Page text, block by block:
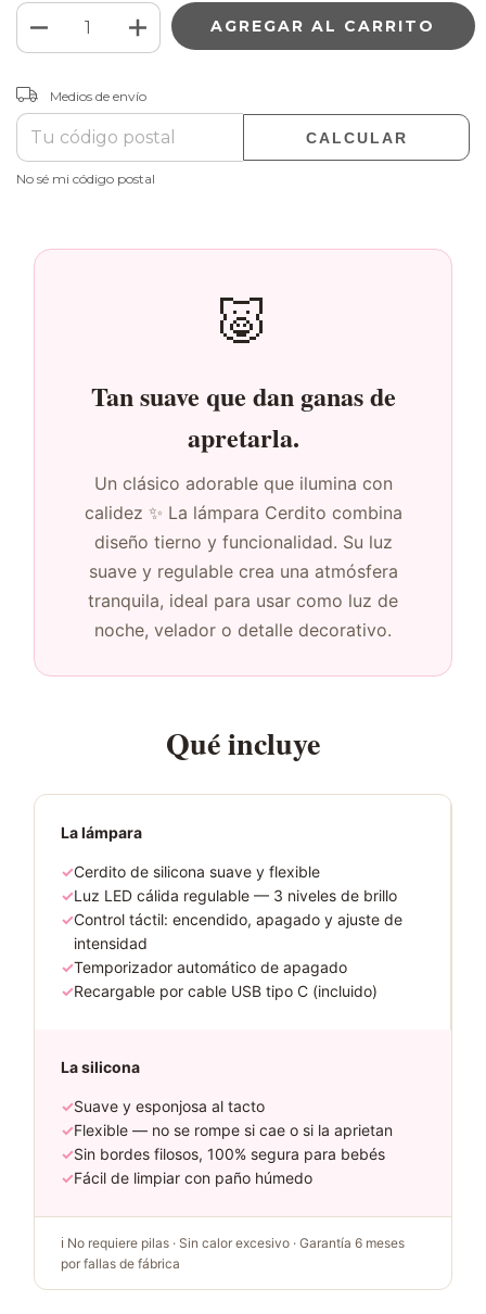
Entregas para el CP:
Medios de envío
CALCULAR
No sé mi código postal
🐷
Tan suave que dan ganas de
apretarla.
Un clásico adorable que ilumina con
calidez ✨ La lámpara Cerdito combina
diseño tierno y funcionalidad. Su luz
suave y regulable crea una atmósfera
tranquila, ideal para usar como luz de
noche, velador o detalle decorativo.
Qué incluye
La lámpara
✓Cerdito de silicona suave y flexible
✓Luz LED cálida regulable — 3 niveles de brillo
✓Control táctil: encendido, apagado y ajuste de
intensidad
✓Temporizador automático de apagado
✓Recargable por cable USB tipo C (incluido)
La silicona
✓Suave y esponjosa al tacto
✓Flexible — no se rompe si cae o si la aprietan
✓Sin bordes filosos, 100% segura para bebés
✓Fácil de limpiar con paño húmedo
ℹ️ No requiere pilas · Sin calor excesivo · Garantía 6 meses
por fallas de fábrica